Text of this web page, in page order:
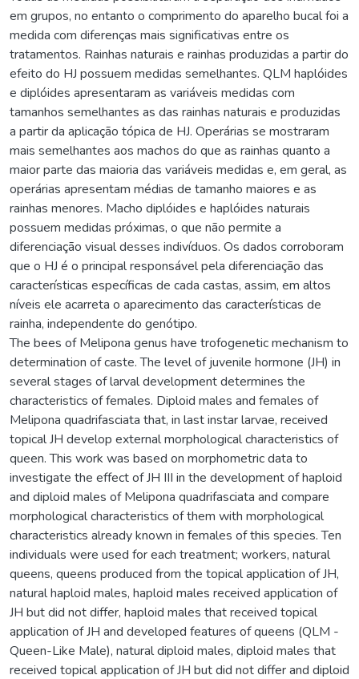
em grupos, no entanto o comprimento do aparelho bucal foi a
medida com diferenças mais significativas entre os
tratamentos. Rainhas naturais e rainhas produzidas a partir do
efeito do HJ possuem medidas semelhantes. QLM haplóides
e diplóides apresentaram as variáveis medidas com
tamanhos semelhantes as das rainhas naturais e produzidas
a partir da aplicação tópica de HJ. Operárias se mostraram
mais semelhantes aos machos do que as rainhas quanto a
maior parte das maioria das variáveis medidas e, em geral, as
operárias apresentam médias de tamanho maiores e as
rainhas menores. Macho diplóides e haplóides naturais
possuem medidas próximas, o que não permite a
diferenciação visual desses indivíduos. Os dados corroboram
que o HJ é o principal responsável pela diferenciação das
características específicas de cada castas, assim, em altos
níveis ele acarreta o aparecimento das características de
rainha, independente do genótipo.
The bees of Melipona genus have trofogenetic mechanism to
determination of caste. The level of juvenile hormone (JH) in
several stages of larval development determines the
characteristics of females. Diploid males and females of
Melipona quadrifasciata that, in last instar larvae, received
topical JH develop external morphological characteristics of
queen. This work was based on morphometric data to
investigate the effect of JH III in the development of haploid
and diploid males of Melipona quadrifasciata and compare
morphological characteristics of them with morphological
characteristics already known in females of this species. Ten
individuals were used for each treatment; workers, natural
queens, queens produced from the topical application of JH,
natural haploid males, haploid males received application of
JH but did not differ, haploid males that received topical
application of JH and developed features of queens (QLM -
Queen-Like Male), natural diploid males, diploid males that
received topical application of JH but did not differ and diploid